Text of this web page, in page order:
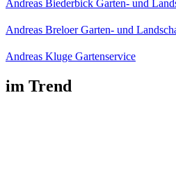
Andreas Biederbick Garten- und
Andreas Breloer Garten- und
Andreas Kluge Gartenservice
im Trend